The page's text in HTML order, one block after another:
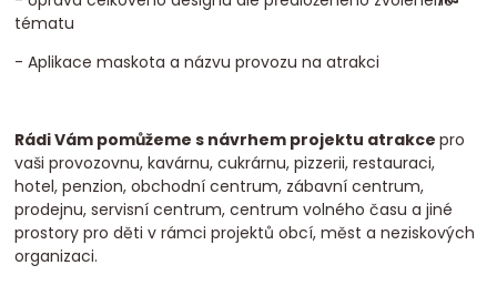
tématu
- Aplikace maskota a názvu provozu na atrakci
Rádi Vám pomůžeme s návrhem projektu atrakcepro
vaši provozovnu, kavárnu, cukrárnu, pizzerii, restauraci,
hotel, penzion, obchodní centrum, zábavní centrum,
prodejnu, servisní centrum, centrum volného času a jiné
prostory pro děti v rámci projektů obcí, měst a neziskových
organizaci.